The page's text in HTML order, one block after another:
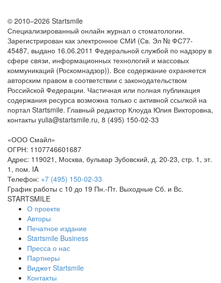
© 2010–2026 Startsmile
Специализированный онлайн журнал о стоматологии.
Зарегистрирован как электронное СМИ (Св. Эл № ФС77-
45487, выдано 16.06.2011 Федеральной службой по надзору в
сфере связи, информационных технологий и массовых
коммуникаций (Роскомнадзор)). Все содержание охраняется
авторским правом в соответствии с законодательством
Российской Федерации. Частичная или полная публикация
содержания ресурса возможна только с активной ссылкой на
портал Startsmile. Главный редактор Клоуда Юлия Викторовна,
контакты yulia@startsmile.ru, 8 (495) 150-02-33
«ООО Смайл»
ОГРН: 1107746601687
Адрес: 119021 , Москва, бульвар Зубовский, д. 20-23, стр. 1, эт.
1, пом. IA
Телефон: +7 (495) 150-02-33
График работы с 10 до 19 Пн.-Пт. Выходные Сб. и Вс.
STARTSMILE
О проекте
Авторы
Печатное издание
Startsmile Business
Пресса о нас
Партнеры
Виджет Startsmile
Контакты